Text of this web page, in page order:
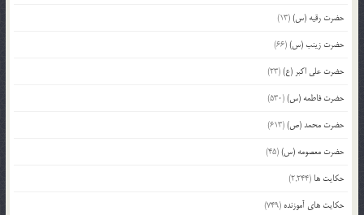
حضرت رقیه (س)(13)
حضرت زینب (س)(66)
حضرت علی اکبر (ع)(23)
حضرت فاطمه (س)(530)
حضرت محمد (ص)(613)
حضرت معصومه (س)(45)
حکایت ها (2,244)
حکایت های آموزنده (749)